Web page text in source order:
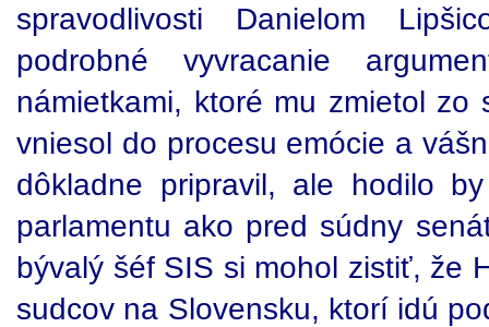
spravodlivosti Danielom
podrobné vyvracanie
námietkami, ktoré mu zmietol
vniesol do procesu emócie a
dôkladne pripravil, ale hodilo
parlamentu ako pred súdny
bývalý šéf SIS si mohol zistiť, že
sudcov na Slovensku, ktorí idú